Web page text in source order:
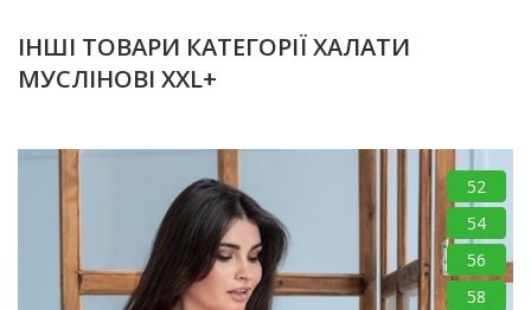
ІНШІ ТОВАРИ КАТЕГОРІЇ ХАЛАТИ
МУСЛІНОВІ XXL+
52
54
56
58